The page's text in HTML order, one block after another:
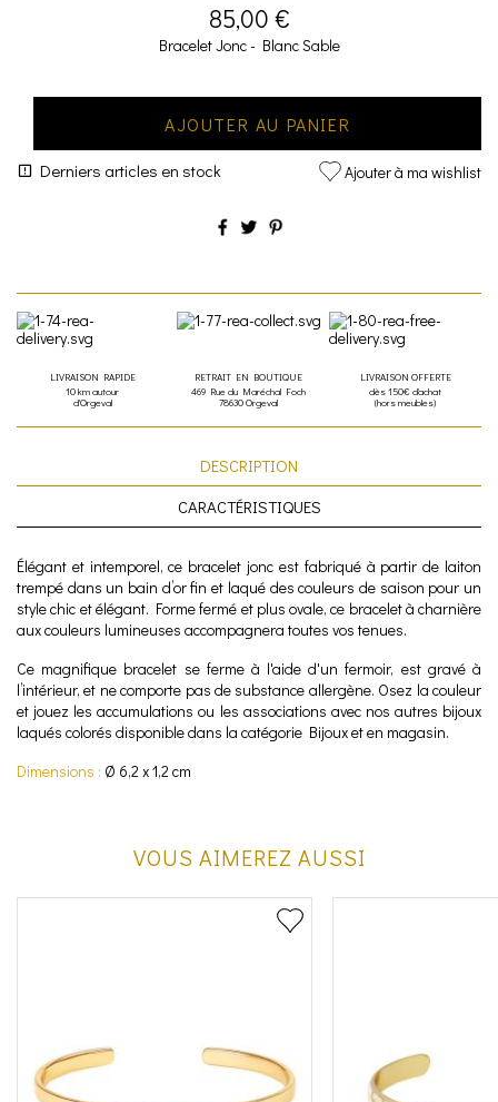
85,00 €
Bracelet Jonc - Blanc Sable
AJOUTER AU PANIER
Derniers articles en stock Ajouter à ma wishlist
LIVRAISON RAPIDE
10 km autour
d'Orgeval
RETRAIT EN BOUTIQUE
469 Rue du Maréchal Foch
78630 Orgeval
LIVRAISON OFFERTE
dès 150€ d'achat
(hors meubles)
DESCRIPTION
CARACTÉRISTIQUES
Élégant et intemporel, ce bracelet jonc est fabriqué à partir de laiton
trempé dans un bain d’or fin et laqué des couleurs de saison pour un
style chic et élégant. Forme fermé et plus ovale, ce bracelet à charnière
aux couleurs lumineuses accompagnera toutes vos tenues.
Ce magnifique bracelet se ferme à l'aide d'un fermoir, est gravé à
l’intérieur, et ne comporte pas de substance allergène. Osez la couleur
et jouez les accumulations ou les associations avec nos autres bijoux
laqués colorés disponible dans la catégorie Bijoux et en magasin.
Dimensions : Ø 6,2 x 1,2 cm
VOUS AIMEREZ AUSSI